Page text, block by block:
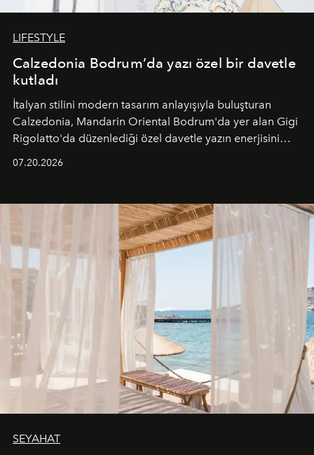
LIFESTYLE
Calzedonia Bodrum’da yazı özel bir davetle
kutladı
İtalyan stilini modern tasarım anlayışıyla buluşturan
Calzedonia, Mandarin Oriental Bodrum'da yer alan Gigi
Rigolatto'da düzenlediği özel davetle yazın enerjisini
07.20.2026
SEYAHAT